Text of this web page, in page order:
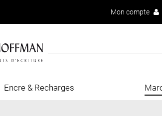
Mon compte
Encre & Recharges